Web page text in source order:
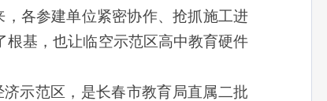
各参建单位紧密协作、抢抓施工进
基，也让临空示范区高中教育硬件
示范区，是长春市教育局直属二批